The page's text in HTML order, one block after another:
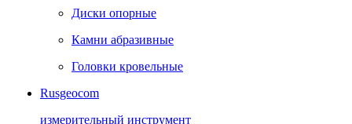
Диски опорные
Камни абразивные
Головки кровельные
Rusgeocom
измерительный инструмент